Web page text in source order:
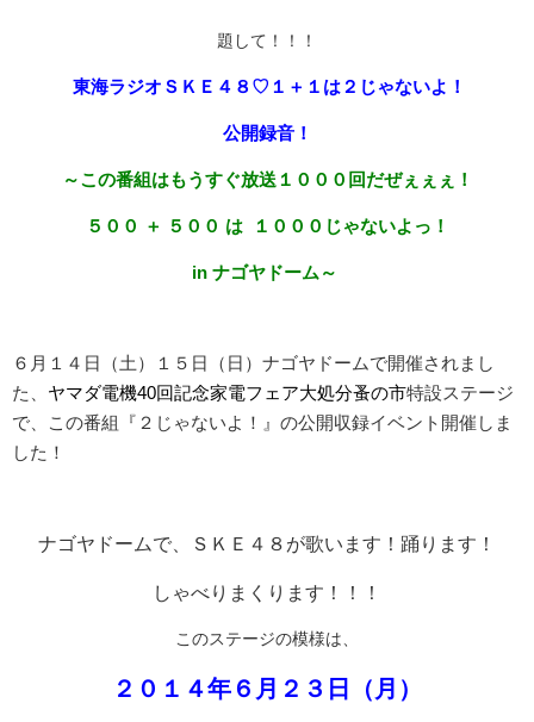
題して！！！
東海ラジオＳＫＥ４８♡１＋１は２じゃないよ！
公開録音！
～この番組はもうすぐ放送１０００回だぜぇぇぇ！
５００ ＋ ５００ は １０００じゃないよっ！
in ナゴヤドーム～
６月１４日（土）１５日（日）ナゴヤドームで開催されまし
た、 ヤマダ電機40回記念家電フェア大処分蚤の市特設ステージ
で、この番組『２じゃないよ！』の公開収録イベント開催しま
した！
ナゴヤドームで、ＳＫＥ４８が歌います！踊ります！
しゃべりまくります！！！
このステージの模様は、
２０１４年６月２３日（月）